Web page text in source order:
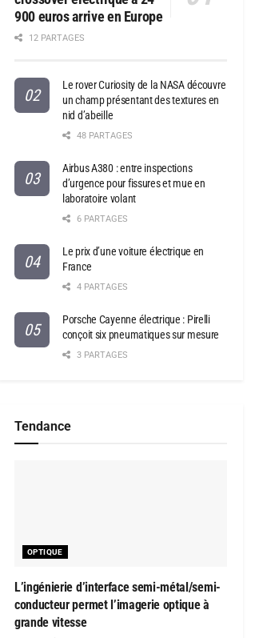
900 euros arrive en Europe
12 PARTAGES
Le rover Curiosity de la NASA découvre
un champ présentant des textures en
nid d’abeille
48 PARTAGES
Airbus A380 : entre inspections
d’urgence pour fissures et mue en
laboratoire volant
6 PARTAGES
Le prix d’une voiture électrique en
France
4 PARTAGES
Porsche Cayenne électrique : Pirelli
conçoit six pneumatiques sur mesure
3 PARTAGES
Tendance
OPTIQUE
L’ingénierie d’interface semi-métal/semi-
conducteur permet l’imagerie optique à
grande vitesse